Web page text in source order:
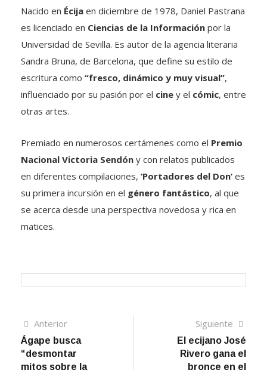
Nacido en Écija en diciembre de 1978, Daniel Pastrana
es licenciado en Ciencias de la Información por la
Universidad de Sevilla. Es autor de la agencia literaria
Sandra Bruna, de Barcelona, que define su estilo de
escritura como “fresco, dinámico y muy visual”,
influenciado por su pasión por el cine y el cómic, entre
otras artes.
Premiado en numerosos certámenes como el Premio
Nacional Victoria Sendón y con relatos publicados
en diferentes compilaciones, ‘Portadores del Don’ es
su primera incursión en el género fantástico, al que
se acerca desde una perspectiva novedosa y rica en
matices.
Navegación
de
AnteriorArtículo
anterior
Ágape busca
“desmontar
mitos sobre la
Siguiente
El ecijano José
Rivero gana el
bronce en el